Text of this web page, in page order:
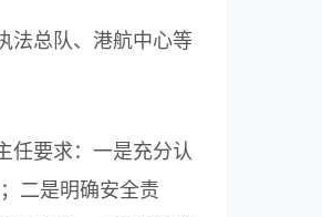
法总队、港航中心等
任要求：一是充分认
二是明确安全责